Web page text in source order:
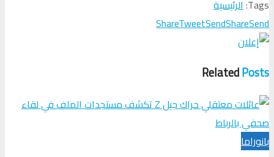
Tags: الرئيسية
ShareTweetSendShareSend
RelatedPosts
بانوراما